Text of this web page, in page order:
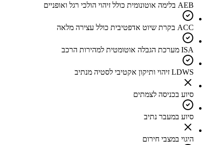
AEB בלימה אוטונומית כולל זיהוי הולכי רגל ואופניים
ACC בקרת שיוט אדפטיבית כולל עצירה מלאה
ISA מערכת הגבלה אוטומטית למהירות הרכב
LDWS זיהוי ותיקון אקטיבי לסטיה מנתיב
סיוע בכניסה לצמתים
סיוע במעבר נתיב
היגוי במצבי חירום